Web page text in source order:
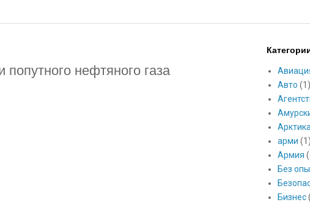
попутного нефтяного газа
Авто (1)
арми
Армия
Без
Бизнес